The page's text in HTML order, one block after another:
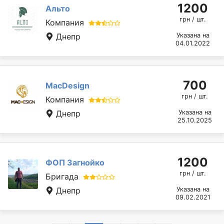
Альто
Компания
Днепр
1200
грн / шт.
Указана на
04.01.2022
MacDesign
Компания
Днепр
700
грн / шт.
Указана на
25.10.2025
ФОП Загнойко
Бригада
Днепр
1200
грн / шт.
Указана на
09.02.2021